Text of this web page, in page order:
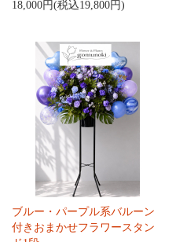
18,000円(税込19,800円)
ブルー・パープル系バルーン
付きおまかせフラワースタン